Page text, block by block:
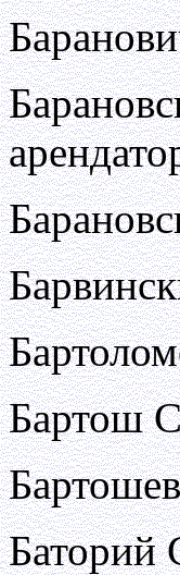
Бартош
Баторий